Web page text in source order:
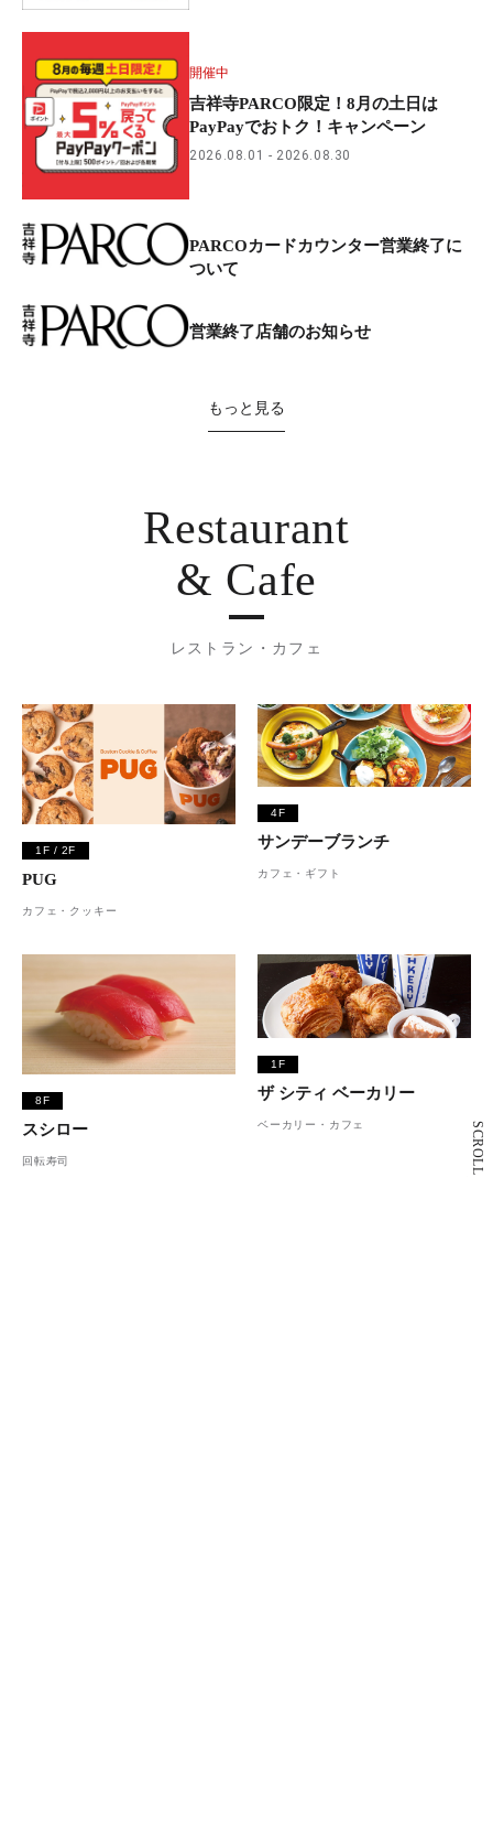
SCROLL
開催中
吉祥寺PARCO限定！8月の土日は
PayPayでおトク！キャンペーン
2026.08.01 2026.08.30
PARCOカードカウンター営業終了に
ついて
営業終了店舗のお知らせ
もっと見る
Restaurant
& Cafe
レストラン・カフェ
1F / 2F
PUG
カフェ・クッキー
4F
サンデーブランチ
カフェ・ギフト
8F
スシロー
回転寿司
1F
ザ シティ ベーカリー
ベーカリー・カフェ